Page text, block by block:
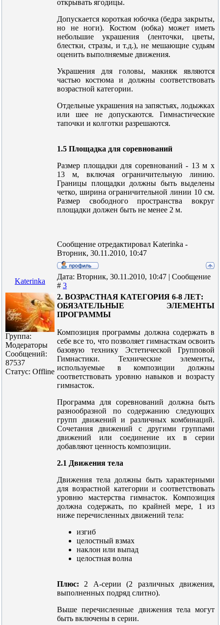
открывать ягодицы.
Допускается короткая юбочка (бедра закрыты,
но не ноги). Костюм (юбка) может иметь
небольшие украшения (ленточки, цветы,
блестки, стразы, и т.д.), не мешающие судьям
оценить выполняемые движения.
Украшения для головы, макияж являются
частью костюма и должны соответствовать
возрастной категории.
Отдельные украшения на запястьях, лодыжках
или шее не допускаются. Гимнастические
тапочки и колготки разрешаются.
1.5 Площадка для соревнований
Размер площадки для соревнований - 13 м x
13 м, включая ограничительную линию.
Границы площадки должны быть выделены
четко, ширина ограничительной линии 10 см.
Размер свободного пространства вокруг
площадки должен быть не менее 2 м.
Сообщение отредактировал Katerinka -
Вторник, 30.11.2010, 10:47
Katerinka
Дата: Вторник, 30.11.2010, 10:47 | Сообщение
# 3
Группа:
Модераторы
Сообщений:
87537
Статус: Offline
2. ВОЗРАСТНАЯ КАТЕГОРИЯ 6-8 ЛЕТ:
ОБЯЗАТЕЛЬНЫЕ ЭЛЕМЕНТЫ
ПРОГРАММЫ
Композиция программы должна содержать в
себе все то, что позволяет гимнасткам освоить
базовую технику Эстетической Групповой
Гимнастики. Технические элементы,
используемые в композиции должны
соответствовать уровню навыков и возрасту
гимнасток.
Программа для соревнований должна быть
разнообразной по содержанию следующих
групп движений и различных комбинаций.
Сочетания движений с другими группами
движений или соединение их в серии
добавляют ценность композиции.
2.1 Движения тела
Движения тела должны быть характерными
для возрастной категории и соответствовать
уровню мастерства гимнасток. Композиция
должна содержать, по крайней мере, 1 из
ниже перечисленных движений тела:
изгиб
целостный взмах
наклон или выпад
целостная волна
Плюс: 2 А-серии (2 различных движения,
выполненных подряд слитно).
Выше перечисленные движения тела могут
быть включены в серии.